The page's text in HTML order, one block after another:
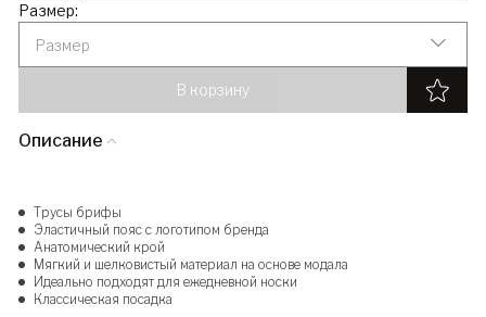
Размер:
Размер
В корзину
Описание
Трусы брифы
Эластичный пояс с логотипом бренда
Анатомический крой
Мягкий и шелковистый материал на основе модала
Идеально подходят для ежедневной носки
Классическая посадка